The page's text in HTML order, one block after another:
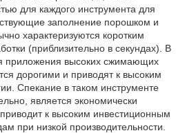
для каждого инструмента для
заполнение порошком и
характеризуются коротким
(приблизительно в секундах). В
приложения высоких сжимающих
дорогими и приводят к высоким
Спекание в таком инструменте
является экономически
к высоким инвестиционным
при низкой производительности.